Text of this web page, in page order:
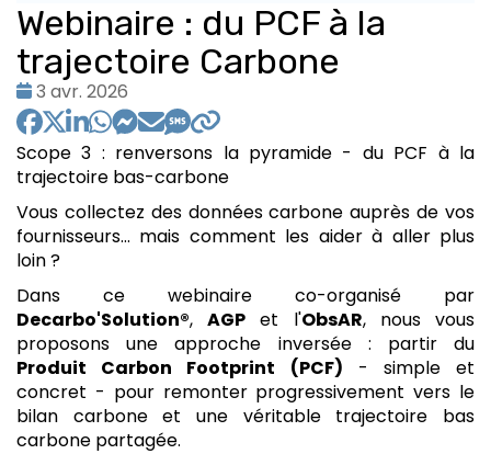
Webinaire : du PCF à la
trajectoire Carbone
Date
:
3 avr. 2026
Scope 3 : renversons la pyramide - du PCF à la
trajectoire bas-carbone
Vous collectez des données carbone auprès de vos
fournisseurs… mais comment les aider à aller plus
loin ?
Dans ce webinaire co-organisé par
Decarbo'Solution®,AGP et l'ObsAR, nous vous
proposons une approche inversée : partir du
Produit Carbon Footprint (PCF) - simple et
concret - pour remonter progressivement vers le
bilan carbone et une véritable trajectoire bas
carbone partagée.